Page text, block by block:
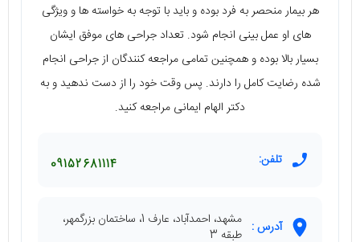
هر بیمار منحصر به فرد بوده و باید با توجه به خواسته ها و ویژگی
های او عمل بینی انجام شود. تعداد جراحی های موفق ایشان
بسیار بالا بوده و همچنین تمامی مراجعه کنندگان از جراحی انجام
شده رضایت کامل را دارند. پس وقت خود را از دست ندهید و به
دکتر الهام ایمانی مراجعه کنید.
تلفن: 09152681114
آدرس :
مشهد، احمدآباد، عارف 1، ساختمان بزرگمهر،
طبقه 3